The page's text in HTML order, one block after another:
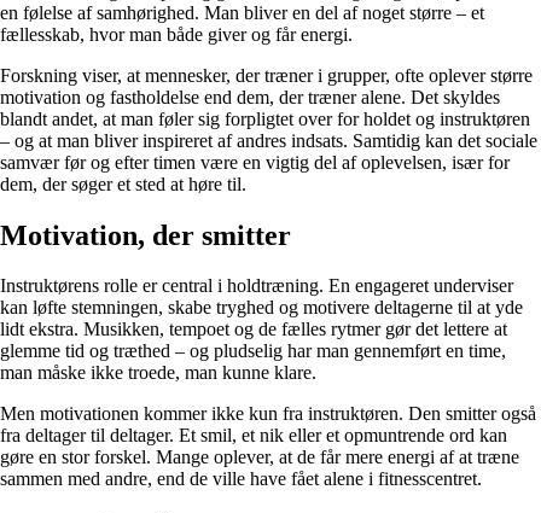
en følelse af samhørighed. Man bliver en del af noget større – et
fællesskab, hvor man både giver og får energi.
Forskning viser, at mennesker, der træner i grupper, ofte oplever større
motivation og fastholdelse end dem, der træner alene. Det skyldes
blandt andet, at man føler sig forpligtet over for holdet og instruktøren
– og at man bliver inspireret af andres indsats. Samtidig kan det sociale
samvær før og efter timen være en vigtig del af oplevelsen, især for
dem, der søger et sted at høre til.
Motivation, der smitter
Instruktørens rolle er central i holdtræning. En engageret underviser
kan løfte stemningen, skabe tryghed og motivere deltagerne til at yde
lidt ekstra. Musikken, tempoet og de fælles rytmer gør det lettere at
glemme tid og træthed – og pludselig har man gennemført en time,
man måske ikke troede, man kunne klare.
Men motivationen kommer ikke kun fra instruktøren. Den smitter også
fra deltager til deltager. Et smil, et nik eller et opmuntrende ord kan
gøre en stor forskel. Mange oplever, at de får mere energi af at træne
sammen med andre, end de ville have fået alene i fitnesscentret.